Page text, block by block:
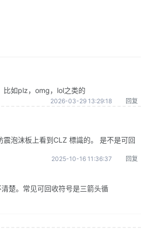
比如plz，omg，lol之类的
2026-03-29 13:29:18 回复
震泡沫板上看到CLZ 標識的。 是不是可回
2025-10-16 11:36:37 回复
楚。常见可回收符号是三箭头循